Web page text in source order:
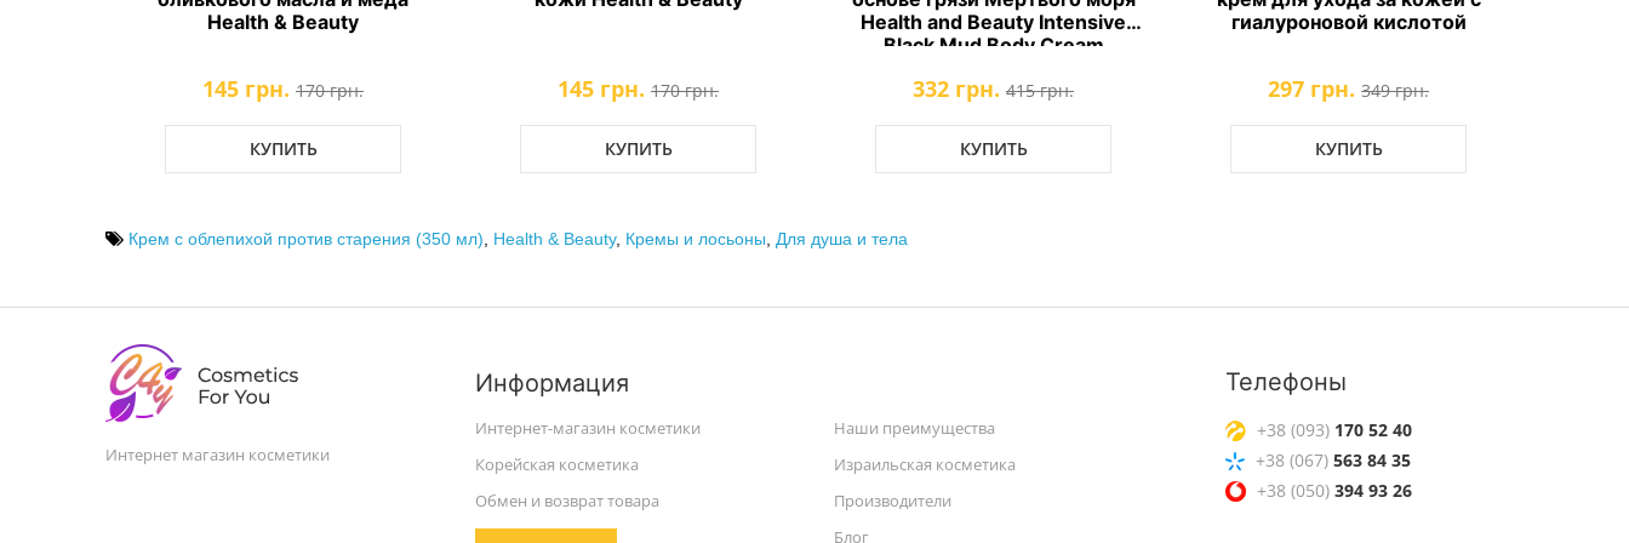
Health & Beauty
145 грн. 170 грн.
КУПИТЬ
145 грн. 170 грн.
КУПИТЬ
Health and Beauty Intensive
Black Mud Body Cream
332 грн. 415 грн.
КУПИТЬ
гиалуроновой кислотой
297 грн. 349 грн.
КУПИТЬ
Крем с облепихой против старения (350 мл) Health & Beauty, Кремы и лосьоны Для душа и тела
Интернет магазин косметики
Информация
Интернет-магазин косметики
Наши преимущества
Корейская косметика
Израильская косметика
Обмен и возврат товара
Производители
Блог
Телефоны
+38 (093) 170 52 40
+38 (067) 563 84 35
+38 (050) 394 93 26